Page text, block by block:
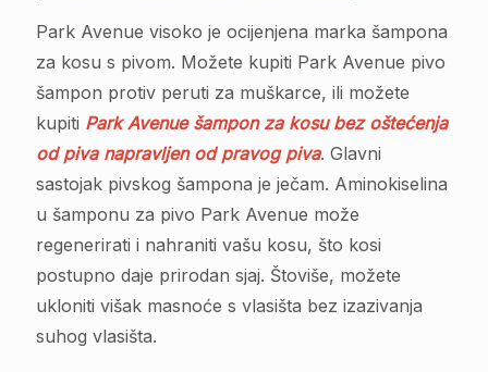
Park Avenue visoko je ocijenjena marka šampona
za kosu s pivom. Možete kupiti Park Avenue pivo
šampon protiv peruti za muškarce, ili možete
kupiti Park Avenue šampon za kosu bez oštećenja
od piva napravljen od pravog piva. Glavni
sastojak pivskog šampona je ječam. Aminokiselina
u šamponu za pivo Park Avenue može
regenerirati i nahraniti vašu kosu, što kosi
postupno daje prirodan sjaj. Štoviše, možete
ukloniti višak masnoće s vlasišta bez izazivanja
suhog vlasišta.